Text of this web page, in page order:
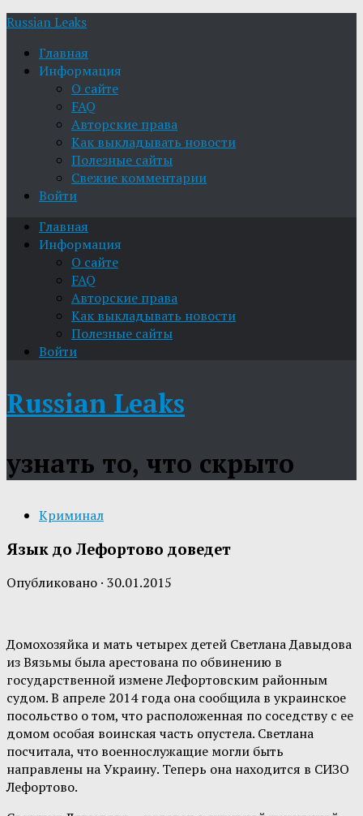
Russian Leaks
Главная
Информация
О сайте
FAQ
Авторские права
Как выкладывать новости
Полезные сайты
Свежие комментарии
Войти
Главная
Информация
О сайте
FAQ
Авторские права
Как выкладывать новости
Полезные сайты
Войти
Russian Leaks
узнать то, что скрыто
Криминал
Язык до Лефортово доведет
Опубликовано · 30.01.2015
Домохозяйка и мать четырех детей Светлана Давыдова
из Вязьмы была арестована по обвинению в
государственной измене Лефортовским районным
судом. В апреле 2014 года она сообщила в украинское
посольство о том, что расположенная по соседству с ее
домом особая воинская часть опустела. Светлана
посчитала, что военнослужащие могли быть
направлены на Украину. Теперь она находится в СИЗО
Лефортово.